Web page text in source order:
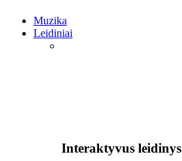
Muzika
Leidiniai
Interaktyvus leidinys